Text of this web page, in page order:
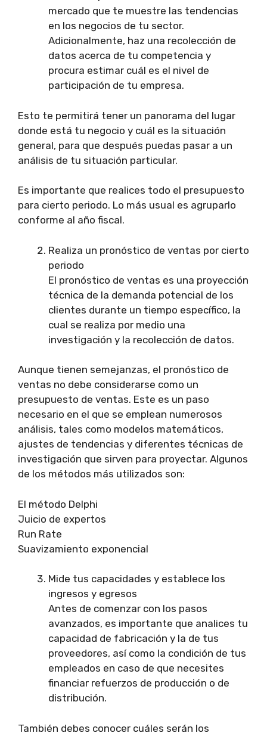
mercado que te muestre las tendencias
en los negocios de tu sector.
Adicionalmente, haz una recolección de
datos acerca de tu competencia y
procura estimar cuál es el nivel de
participación de tu empresa.
Esto te permitirá tener un panorama del lugar
donde está tu negocio y cuál es la situación
general, para que después puedas pasar a un
análisis de tu situación particular.
Es importante que realices todo el presupuesto
para cierto periodo. Lo más usual es agruparlo
conforme al año fiscal.
Realiza un pronóstico de ventas por cierto
periodo
El pronóstico de ventas es una proyección
técnica de la demanda potencial de los
clientes durante un tiempo específico, la
cual se realiza por medio una
investigación y la recolección de datos.
Aunque tienen semejanzas, el pronóstico de
ventas no debe considerarse como un
presupuesto de ventas. Este es un paso
necesario en el que se emplean numerosos
análisis, tales como modelos matemáticos,
ajustes de tendencias y diferentes técnicas de
investigación que sirven para proyectar. Algunos
de los métodos más utilizados son:
El método Delphi
Juicio de expertos
Run Rate
Suavizamiento exponencial
Mide tus capacidades y establece los
ingresos y egresos
Antes de comenzar con los pasos
avanzados, es importante que analices tu
capacidad de fabricación y la de tus
proveedores, así como la condición de tus
empleados en caso de que necesites
financiar refuerzos de producción o de
distribución.
También debes conocer cuáles serán los